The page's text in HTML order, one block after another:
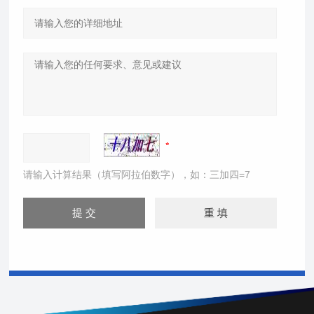
请输入计算结果（填写阿拉伯数字），如：三加四=7